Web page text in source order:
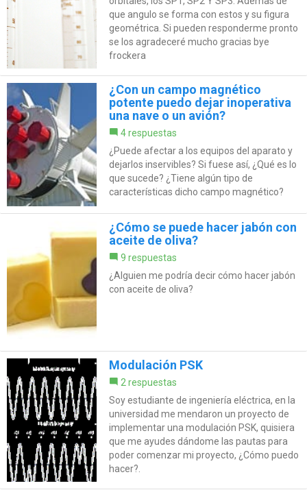
que angulo se forma con estos y su figura
geométrica. Si pueden responderme pronto
se los agradeceré mucho gracias bye
frockera
¿Con un campo magnético
potente puedo dejar inoperativa
una nave o un avión?
4 respuestas
¿Puede afectar a los equipos del aparato y
dejarlos inservibles? Si fuese así, ¿Qué es lo
que sucede? ¿Tiene algún tipo de
características dicho campo magnético?
¿Cómo se puede hacer jabón con
aceite de oliva?
9 respuestas
¿Alguien me podría decir cómo hacer jabón
con aceite de oliva?
Modulación PSK
2 respuestas
Soy estudiante de ingeniería eléctrica, en la
universidad me mendaron un proyecto de
implementar una modulación PSK, quisiera
que me ayudes dándome las pautas para
poder comenzar mi proyecto, ¿Cómo puedo
hacer?.